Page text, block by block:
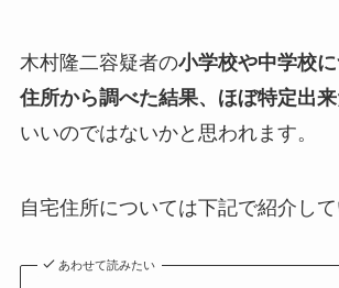
木村隆二容疑者の小学校や中学校
住所から調べた結果、ほぼ特定出
いいのではないかと思われます。
自宅住所については下記で紹介して
あわせて読みたい